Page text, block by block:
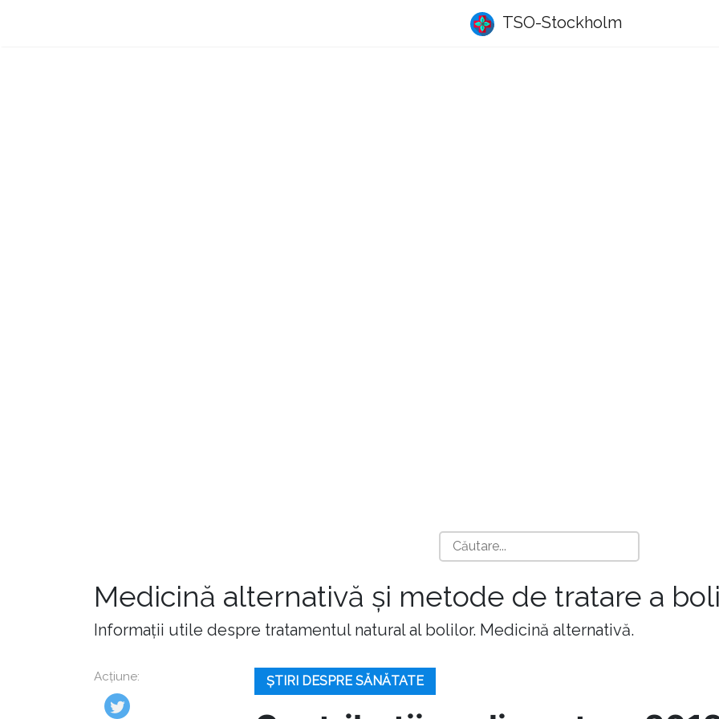
TSO-Stockholm
Medicină alternativă și metode de tratare a
Informații utile despre tratamentul natural al bolilor. Medicină alternativă.
Acțiune: ȘTIRI DESPRE SĂNĂTATE